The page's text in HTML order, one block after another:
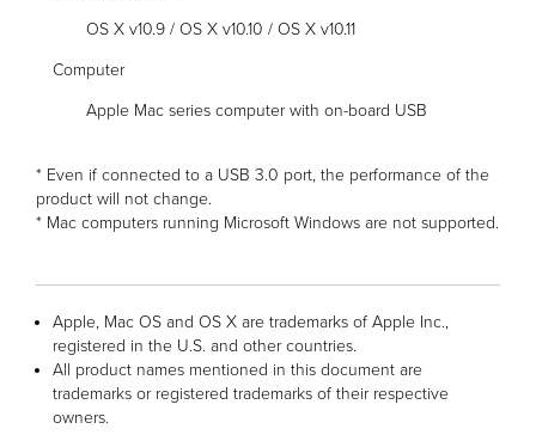
OS X v10.9 / OS X v10.10 / OS X v10.11
Computer
Apple Mac series computer with on-board USB
* Even if connected to a USB 3.0 port, the performance of the
product will not change.
* Mac computers running Microsoft Windows are not supported.
Apple, Mac OS and OS X are trademarks of Apple Inc.,
registered in the U.S. and other countries.
All product names mentioned in this document are
trademarks or registered trademarks of their respective
owners.